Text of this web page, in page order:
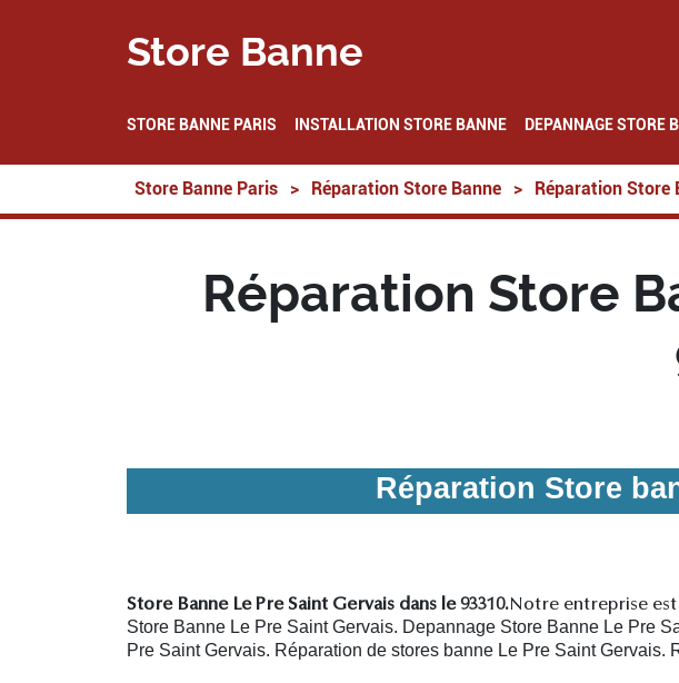
Store Banne
STORE BANNE PARIS INSTALLATION STORE BANNE DEPANNAGE STORE
Store Banne Paris > Réparation Store Banne > Réparation Store
Réparation Store
Réparation Store
Store Banne Le Pre Saint Gervais dans le 93310.Notre entreprise est
Store Banne Le Pre Saint Gervais. Depannage Store Banne Le Pre
Pre Saint Gervais. Réparation de stores banne Le Pre Saint Gervais.